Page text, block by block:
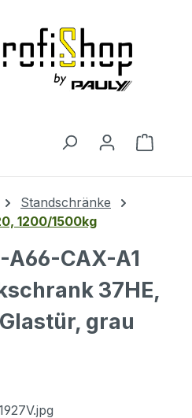
Standschränke
1200/1500kg
CAX-A1
37HE,
grau